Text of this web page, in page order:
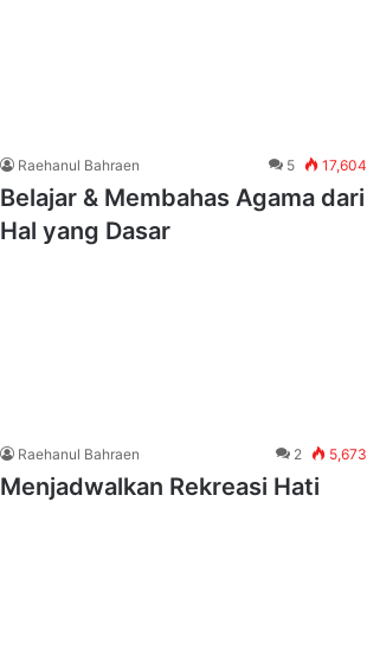
Raehanul Bahraen 5 17,604
Belajar & Membahas Agama dari
Hal yang Dasar
Raehanul Bahraen 2 5,673
Menjadwalkan Rekreasi Hati